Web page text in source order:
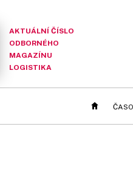
AKTUÁLNÍ ČÍSLO
ODBORNÉHO
MAGAZÍNU
LOGISTIKA